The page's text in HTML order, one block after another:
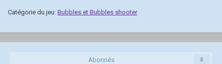
Catégorie du jeu: Bubbles et Bubbles shooter
Abonnés 0